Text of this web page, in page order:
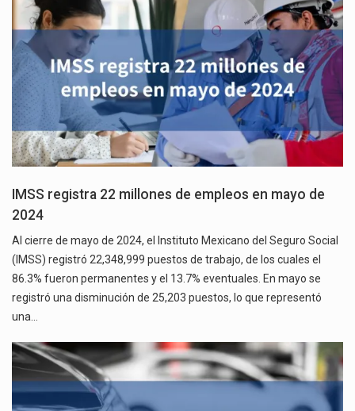
IMSS registra 22 millones de empleos en mayo de
2024
Al cierre de mayo de 2024, el Instituto Mexicano del Seguro Social
(IMSS) registró 22,348,999 puestos de trabajo, de los cuales el
86.3% fueron permanentes y el 13.7% eventuales. En mayo se
registró una disminución de 25,203 puestos, lo que representó
una…